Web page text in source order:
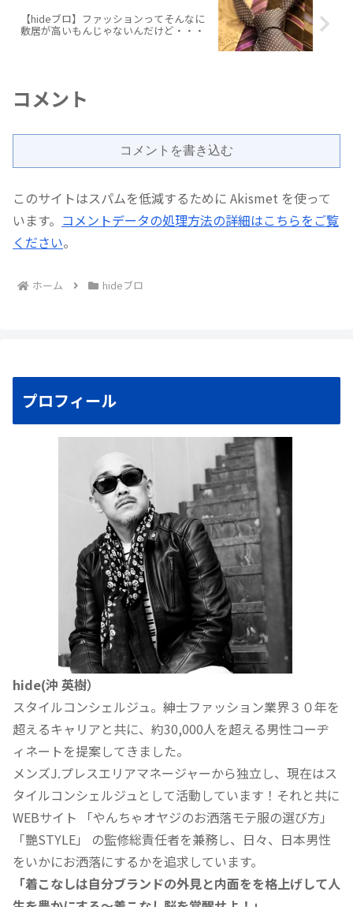
【hideブロ】ファッションってそんなに
敷居が高いもんじゃないんだけど・・・
コメント
コメントを書き込む
このサイトはスパムを低減するために Akismet を使って
います。 コメントデータの処理方法の詳細はこちらをご覧
ください。
ホーム hideブロ
プロフィール
hide(沖 英樹）
スタイルコンシェルジュ。紳士ファッション業界３０年を
超えるキャリアと共に、約30,000人を超える男性コーヂ
ィネートを提案してきました。
メンズJ.プレスエリアマネージャーから独立し、現在はス
タイルコンシェルジュとして活動しています！それと共に
WEBサイト 「やんちゃオヤジのお洒落モテ服の選び方」
「艷STYLE」 の監修総責任者を兼務し、日々、日本男性
をいかにお洒落にするかを追求しています。
「着こなしは自分ブランドの外見と内面をを格上げして人